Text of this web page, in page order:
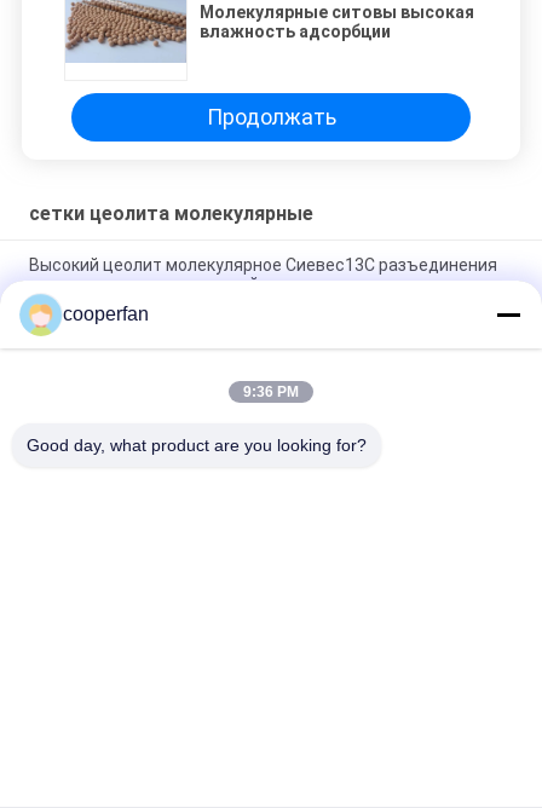
Молекулярные ситовы высокая
влажность адсорбции
Продолжать
сетки цеолита молекулярные
Высокий цеолит молекулярное Сиевес13С разъединения
газа количества, различный осушитель цеолита поры
Изолируя влага неубедительного стеклянного осушителя
молекулярных сеток цеолита высокая
лепешка осушителя молекулярной сетки 3А 4А 5А 13С для
cooperfan
9:36 PM
Good day, what product are you looking for?